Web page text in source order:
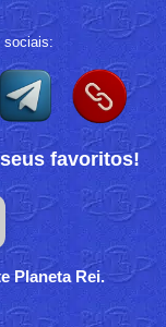
sociais:
favoritos!
Planeta Rei.